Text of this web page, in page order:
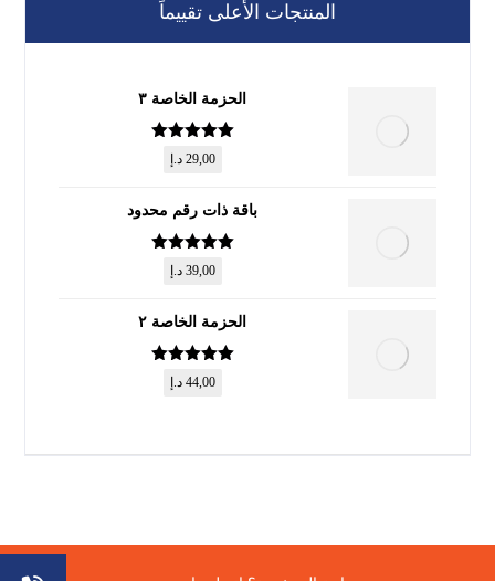
المنتجات الأعلى تقييماً
الحزمة الخاصة ٣
تم التقييم
من 5
29,00 د.إ
باقة ذات رقم محدود
تم التقييم
من 5
39,00 د.إ
الحزمة الخاصة ٢
تم التقييم
من 5
44,00 د.إ